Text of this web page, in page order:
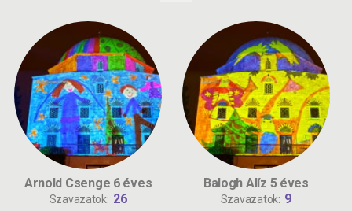
Arnold Csenge 6 éves
Szavazatok: 26
Balogh Alíz 5 éves
Szavazatok: 9